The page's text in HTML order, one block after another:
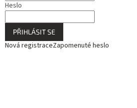
Heslo
PŘIHLÁSIT SE
Nová registraceZapomenuté heslo